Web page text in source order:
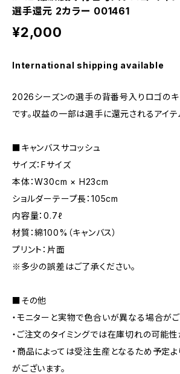
選手還元 2カラー 001461
¥2,000
International shipping available
2026シーズンの選手の背番号入りロゴのキ
です。収益の一部は選手に還元されるアイテ
■キャンバスサコッシュ
サイズ：Fサイズ
本体：W30cm × H23cm
ショルダーテープ長：105cm
内容量：0.7ℓ
材質：綿100%（キャンバス）
プリント：片面
※多少の誤差はご了承ください。
■その他
・モニターと実物で色合いが異なる場合がご
・ご注文のタイミングでは在庫切れの可能性
・商品によっては受注生産となるため予定
がございます。